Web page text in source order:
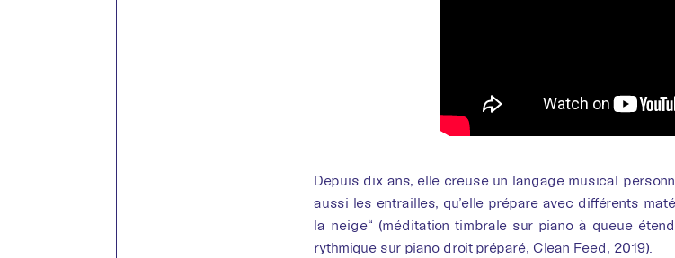
Depuis dix ans, elle creuse un langage musical
aussi les entrailles, qu’elle prépare avec différents
la neige“ (méditation timbrale sur piano à queue
rythmique sur piano droit préparé, Clean Feed, 2019).